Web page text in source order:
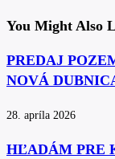
You Might Also
PREDAJ
NOVÁ
28. apríla 2026
HĽADÁM PRE